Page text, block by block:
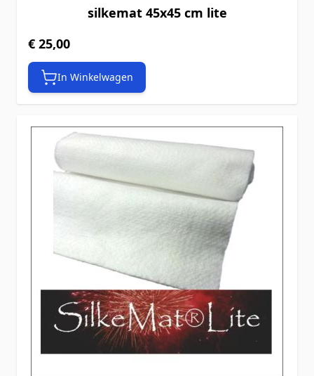
silkemat 45x45 cm lite
€ 25,00
In Winkelwagen